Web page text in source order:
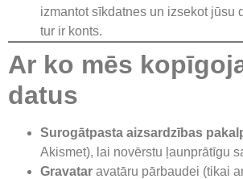
izmantot sīkdatnes un izsekot jūsu
tur ir konts.
Ar ko mēs
datus
Surogātpasta aizsardzības
Akismet), lai novērstu ļaunprātīgu
Gravatar avatāru pārbaudei (tikai